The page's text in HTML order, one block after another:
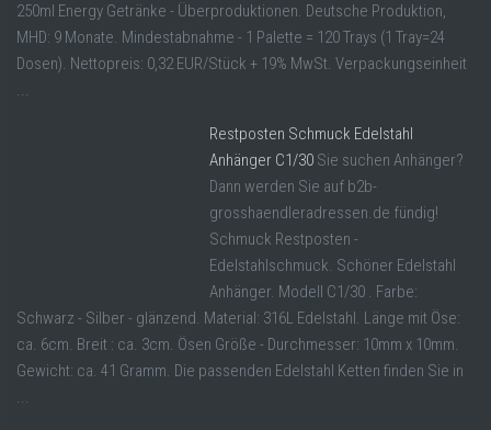
250ml Energy Getränke - Überproduktionen. Deutsche Produktion,
MHD: 9 Monate. Mindestabnahme - 1 Palette = 120 Trays (1 Tray=24
Dosen). Nettopreis: 0,32 EUR/Stück + 19% MwSt. Verpackungseinheit
...
Restposten Schmuck Edelstahl
Anhänger C1/30 Sie suchen Anhänger?
Dann werden Sie auf b2b-
grosshaendleradressen.de fündig!
Schmuck Restposten -
Edelstahlschmuck. Schöner Edelstahl
Anhänger. Modell C1/30 . Farbe:
Schwarz - Silber - glänzend. Material: 316L Edelstahl. Länge mit Öse:
ca. 6cm. Breit : ca. 3cm. Ösen Größe - Durchmesser: 10mm x 10mm.
Gewicht: ca. 41 Gramm. Die passenden Edelstahl Ketten finden Sie in
...